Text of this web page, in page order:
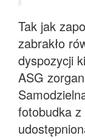
Tak jak
zabrakło
dyspozycji
ASG
fotobudka